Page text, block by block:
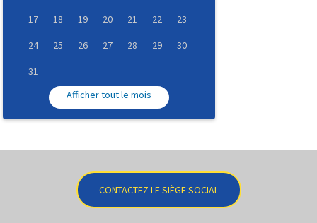
17 18 19 20 21 22 23
24 25 26 27 28 29 30
31
Afficher tout le mois
CONTACTEZ LE SIÈGE SOCIAL